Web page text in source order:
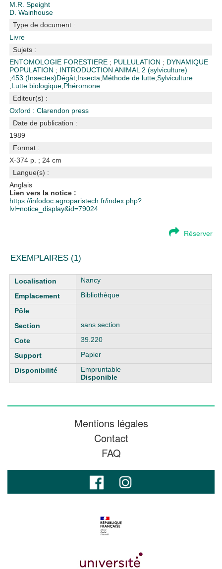
M.R. Speight
D. Wainhouse
Type de document :
Livre
Sujets :
ENTOMOLOGIE FORESTIERE ; PULLULATION ; DYNAMIQUE
POPULATION ; INTRODUCTION ANIMAL 2 (sylviculture)
;453 (Insectes)Dégât;Insecta;Méthode de lutte;Sylviculture
;Lutte biologique;Phéromone
Editeur(s) :
Oxford : Clarendon press
Date de publication :
1989
Format :
X-374 p. ; 24 cm
Langue(s) :
Anglais
Lien vers la notice :
https://infodoc.agroparistech.fr/index.php?
lvl=notice_display&id=79024
Réserver
EXEMPLAIRES (1)
Liste des exemplaires
Nancy
Bibliothèque
sans section
39.220
Papier
Empruntable
Disponible
Mentions légales
Contact
FAQ